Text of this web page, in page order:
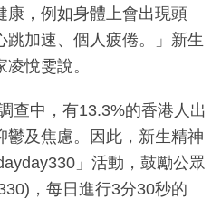
康，例如身體上會出現頭
跳加速、個人疲倦。」新生
悅雯說。
查中，有13.3%的香港人出
鬱及焦慮。因此，新生精神
」活動，鼓勵公眾
，每日進行3分30秒的